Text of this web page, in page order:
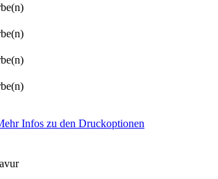
Infos zu den Druckoptionen